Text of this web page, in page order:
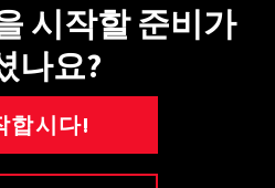
시작할 준비가
나요?
합시다!